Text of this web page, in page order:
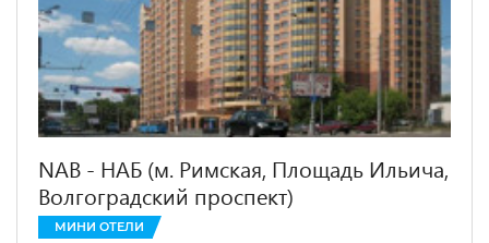
NAB - НАБ (м. Римская, Площадь Ильича,
Волгоградский проспект)
МИНИ ОТЕЛИ